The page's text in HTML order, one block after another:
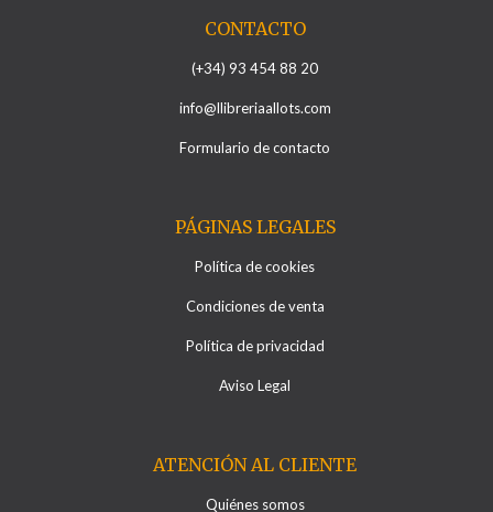
CONTACTO
(+34) 93 454 88 20
info@llibreriaallots.com
Formulario de contacto
PÁGINAS LEGALES
Política de cookies
Condiciones de venta
Política de privacidad
Aviso Legal
ATENCIÓN AL CLIENTE
Quiénes somos